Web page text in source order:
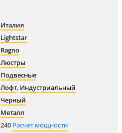
Италия
Lightstar
Ragno
Люстры
Подвесные
Лофт, Индустриальный
Черный
Металл
240 Расчет мощности